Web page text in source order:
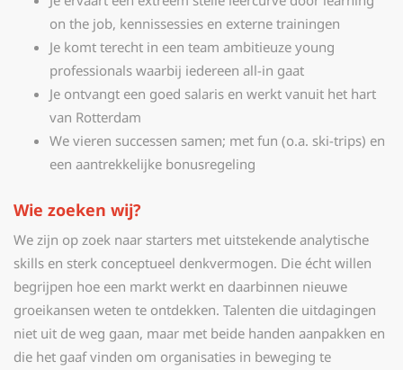
on the job, kennissessies en externe trainingen
Je komt terecht in een team ambitieuze young
professionals waarbij iedereen all-in gaat
Je ontvangt een goed salaris en werkt vanuit het hart
van Rotterdam
We vieren successen samen; met fun (o.a. ski-trips) en
een aantrekkelijke bonusregeling
Wie zoeken wij?
We zijn op zoek naar starters met uitstekende analytische
skills en sterk conceptueel denkvermogen. Die écht willen
begrijpen hoe een markt werkt en daarbinnen nieuwe
groeikansen weten te ontdekken. Talenten die uitdagingen
niet uit de weg gaan, maar met beide handen aanpakken en
die het gaaf vinden om organisaties in beweging te